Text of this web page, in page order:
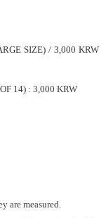
SIZE) / 3,000 KRW
14) : 3,000 KRW
are measured.